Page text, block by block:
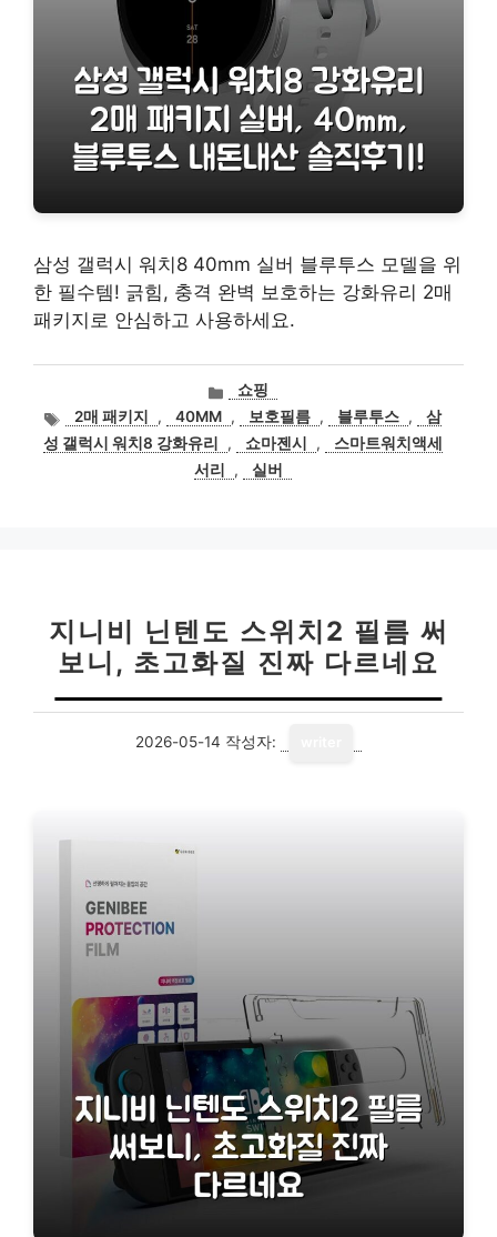
삼성 갤럭시 워치8 40mm 실버 블루투스 모델을 위
한 필수템! 긁힘, 충격 완벽 보호하는 강화유리 2매
패키지로 안심하고 사용하세요.
카
고
리
쇼핑
태
그
2매 패키지 , 40MM , 보호필름 , 블루투스 ,
삼
성 갤럭시 워치8 강화유리
, 쇼마젠시 ,
스마트워치액세
서리
, 실버
지니비 닌텐도 스위치2 필름 써
보니, 초고화질 진짜 다르네요
2026-05-14 작성자: